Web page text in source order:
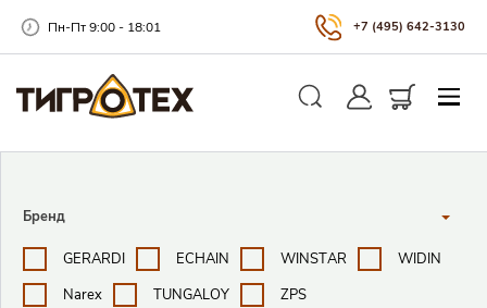
Пн-Пт 9:00 - 18:01 +7 (495) 642-3130
Бренд
GERARDI ECHAIN WINSTAR
WIDIN
Narex
TUNGALOY
ZPS